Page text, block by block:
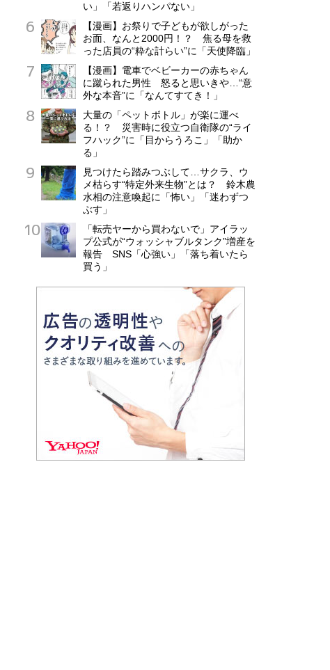
い」「若返りハンパない」
【漫画】お祭りで子どもが欲しがった
お面、なんと2000円！？ 焦る母を救
った店員の“粋な計らい”に「天使降臨」
【漫画】電車でベビーカーの赤ちゃん
に蹴られた男性 怒ると思いきや…“意
外な本音”に「なんてすてき！」
大量の「ペットボトル」が楽に運べ
る！？ 災害時に役立つ自衛隊の“ライ
フハック”に「目からうろこ」「助か
る」
見つけたら踏みつぶして…サクラ、ウ
メ枯らす“特定外来生物”とは？ 鈴木農
水相の注意喚起に「怖い」「迷わずつ
ぶす」
「転売ヤーから買わないで」アイラッ
プ公式が“ウォッシャブルタンク”増産を
報告 SNS「心強い」「落ち着いたら
買う」